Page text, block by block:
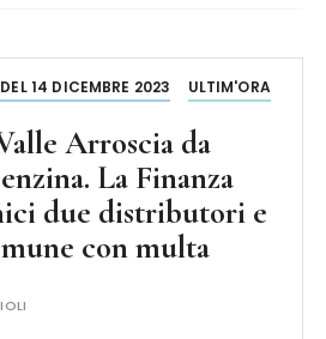
14 DICEMBRE 2023 ULTIM'ORA
Arroscia da
La Finanza
due distributori e
con multa